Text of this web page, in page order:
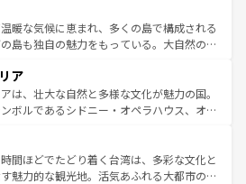
で観光を楽しむこともできる。 なお、新
はコンテンツ一覧 を参照してほしい。
市は、観光、ショッピング、エンターテイ
った刺激的なスポットだ。一方、アメリカ
が広がり、グランドキャニオンやイエロー
リンズでは、音楽と美食が融合した独特の
行者はアメリカの各地域で異なる魅力を楽
の多様性と豊かな歴史を感じることができ
タイルだ。 なお、新着のアメリカ
ツ一覧を参照してほしい。
暖な気候に恵まれ、多くの島で構成される
島も独自の魅力をもっている。大自然の神
ない。また、定番の観光地といえばオアフ
自然を求めるならマウイ島やカウアイ島が
ラルドグリーンに輝く海をはじめ、豊かな
の心で訪れる人々を迎えてくれるハワイの
ローカルフードやハワイアンミュージッ
ラダンスなど、すべてがハワイの魅力を彩
ア
は、壮大な自然と多様な文化が魅力の国。
ボルであるシドニー・オペラハウス、オー
陸中央部にそびえるウルル（エアーズロッ
アの美しい原生林やケアンズの熱帯雨林な
たくさん。また、カフェやワイン、オージ
間ほどでたどり着く台湾は、多彩な文化と
魅力的な観光地。活気あふれる大都市の台